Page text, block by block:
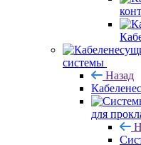
системы
Назад
для